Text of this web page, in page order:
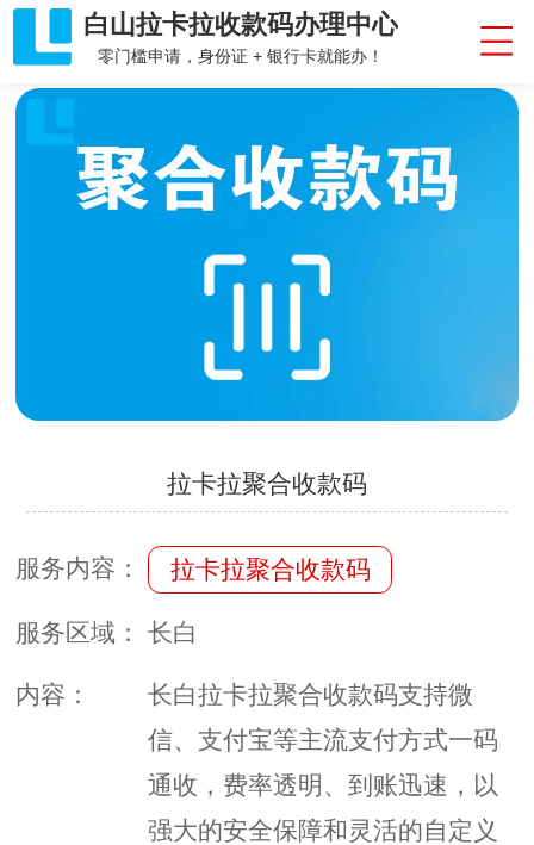
白山拉卡拉收款码办理中心
零门槛申请，身份证 + 银行卡就能办！
拉卡拉聚合收款码
服务内容： 拉卡拉聚合收款码
服务区域： 长白
内容：
长白拉卡拉聚合收款码支持微
信、支付宝等主流支付方式一码
通收，费率透明、到账迅速，以
强大的安全保障和灵活的自定义